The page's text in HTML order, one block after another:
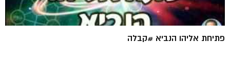
פתיחת אליהו הנביא #קבלה